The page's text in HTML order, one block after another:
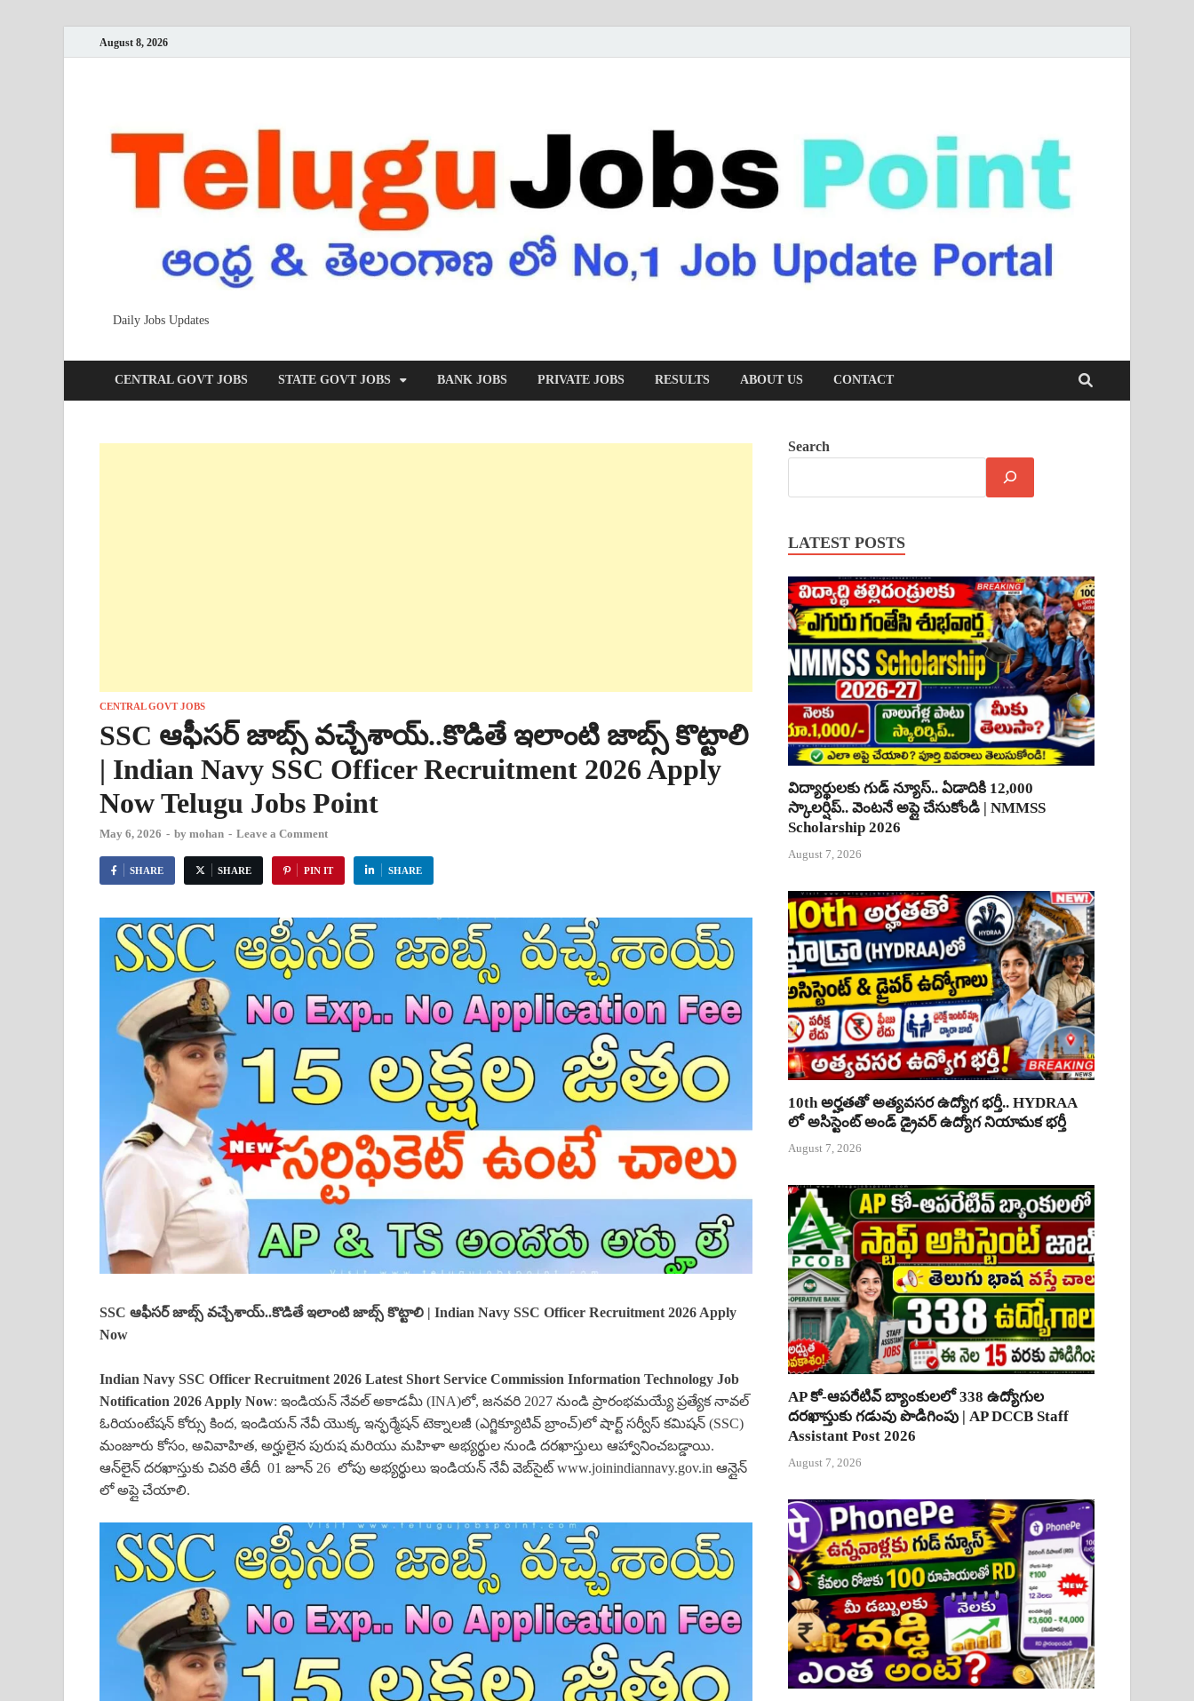
August 8, 2026
Daily Jobs Updates
CENTRAL GOVT JOBS STATE GOVT JOBS BANK JOBS PRIVATE JOBS RESULTS ABOUT US CONTACT
CENTRAL GOVT JOBS
SSC ఆఫీసర్ జాబ్స్ వచ్చేశాయ్..కొడితే ఇలాంటి జాబ్స్ కొట్టాలి
| Indian Navy SSC Officer Recruitment 2026 Apply
Now Telugu Jobs Point
May 6, 2026 - by mohan - Leave a Comment
SHARE SHARE PIN IT SHARE
SSC ఆఫీసర్ జాబ్స్ వచ్చేశాయ్..కొడితే ఇలాంటి జాబ్స్ కొట్టాలి | Indian Navy SSC Officer Recruitment 2026 Apply
Now
Indian Navy SSC Officer Recruitment 2026 Latest Short Service Commission Information Technology Job
Notification 2026 Apply Now: ఇండియన్ నేవల్ అకాడమీ (INA)లో, జనవరి 2027 నుండి ప్రారంభమయ్యే ప్రత్యేక నావల్
ఓరియంటేషన్ కోర్సు కింద, ఇండియన్ నేవీ యొక్క ఇన్ఫర్మేషన్ టెక్నాలజీ (ఎగ్జిక్యూటివ్ బ్రాంచ్)లో షార్ట్ సర్వీస్ కమిషన్ (SSC)
మంజూరు కోసం, అవివాహిత, అర్హులైన పురుష మరియు మహిళా అభ్యర్థుల నుండి దరఖాస్తులు ఆహ్వానించబడ్డాయి.
ఆన్‌లైన్ దరఖాస్తుకు చివరి తేదీ 01 జూన్ 26 లోపు అభ్యర్థులు ఇండియన్ నేవీ వెబ్‌సైట్ www.joinindiannavy.gov.in ఆన్లైన్
లో అప్లై చేయాలి.
Search
LATEST POSTS
విద్యార్థులకు గుడ్ న్యూస్.. ఏడాదికి 12,000
స్కాలర్షిప్.. వెంటనే అప్లై చేసుకోండి | NMMSS
Scholarship 2026
August 7, 2026
10th అర్హతతో అత్యవసర ఉద్యోగ భర్తీ.. HYDRAA
లో అసిస్టెంట్ అండ్ డ్రైవర్ ఉద్యోగ నియామక భర్తీ
August 7, 2026
AP కో-ఆపరేటివ్ బ్యాంకులలో 338 ఉద్యోగుల
దరఖాస్తుకు గడువు పొడిగింపు | AP DCCB Staff
Assistant Post 2026
August 7, 2026